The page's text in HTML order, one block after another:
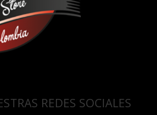
REDES SOCIALES